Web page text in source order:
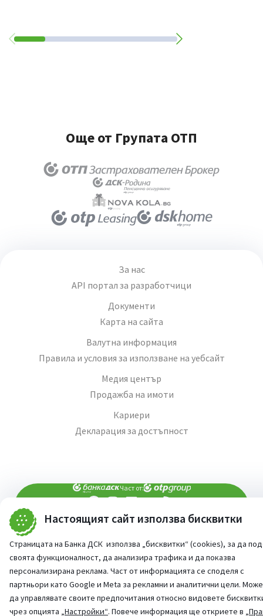
Настоящият сайт използва бисквитки
Страницата на Банка ДСК използва „бисквитки“ (cookies), за да
своята функционалност, да анализира трафика и да показва
персонализирана реклама. Част от информацията се споделя с
партньори като Google и Meta за рекламни и аналитични цели.
да управлявате своите предпочитания относно видовете
чрез опцията „Настройки“. Повече информация ще откриете в
Още от Групата ОТП
За нас
API портал за разработчици
Документи
Карта на сайта
Валутна информация
Правила и условия за използване на уебсайт
Медия център
Продажба на имоти
Кариери
Декларация за достъпност
Част от:
При въпроси - попитай AI асистента ни
©2026 Всички права запазени